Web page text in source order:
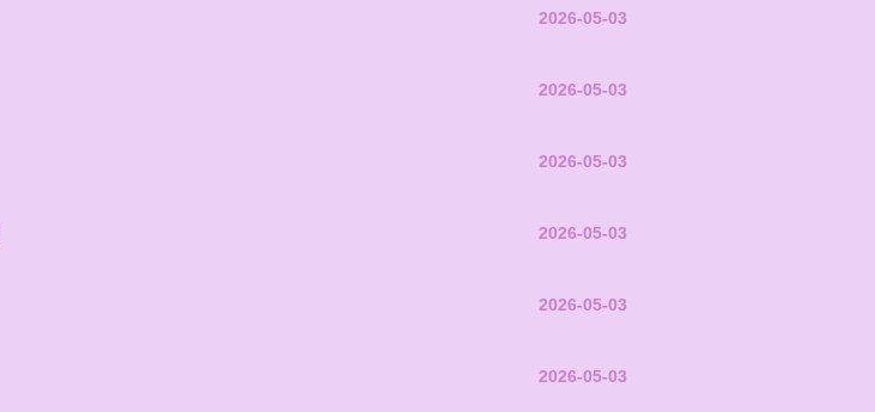
2026-05-03
2026-05-03
2026-05-03
2026-05-03
2026-05-03
2026-05-03